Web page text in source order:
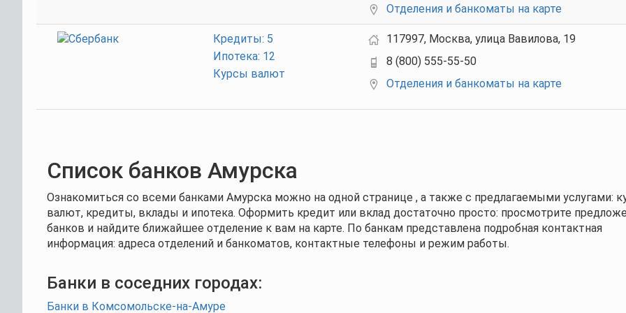
Отделения и банкоматы на карте
Кредиты: 5
Ипотека: 12
Курсы валют
117997, Москва, улица Вавилова, 19
8 (800) 555-55-50
Отделения и банкоматы на карте
Список банков Амурска
Ознакомиться со всеми банками Амурска можно на одной странице , а также с предлагаемыми услугами:
валют, кредиты, вклады и ипотека. Оформить кредит или вклад достаточно просто: просмотрите
банков и найдите ближайшее отделение к вам на карте. По банкам представлена подробная контактная
информация: адреса отделений и банкоматов, контактные телефоны и режим работы.
Банки в соседних городах:
Банки в Комсомольске-на-Амуре